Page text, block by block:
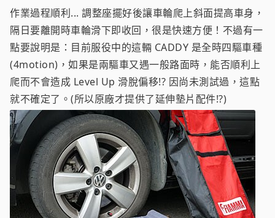
作業過程順利... 調整座擺好後讓車輪爬上斜面提高車身，
隔日要離開時車輪滑下即收回，很是快速方便！不過有一
點要說明是：目前服役中的這輛 CADDY 是全時四驅車種
(4motion)，如果是兩驅車又遇一般路面時，能否順利上
爬而不會造成 Level Up 滑脫偏移!? 因尚未測試過，這點
就不確定了。(所以原廠才提供了延伸墊片配件!?)